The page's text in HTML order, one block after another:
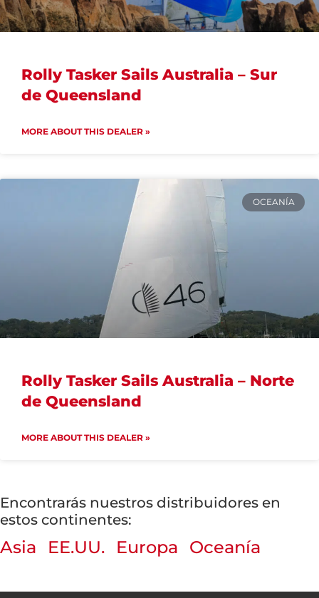
Rolly Tasker Sails Australia – Sur
de Queensland
MORE ABOUT THIS DEALER »
OCEANÍA
Rolly Tasker Sails Australia – Norte
de Queensland
MORE ABOUT THIS DEALER »
Encontrarás nuestros distribuidores en
estos continentes:
Asia EE.UU. Europa Oceanía